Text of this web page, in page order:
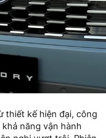
thiết kế hiện đại, công
năng vận hành